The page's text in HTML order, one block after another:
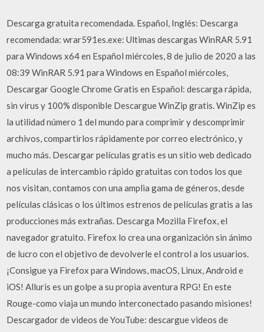
Descarga gratuita recomendada. Español, Inglés: Descarga
recomendada: wrar591es.exe: Ultimas descargas WinRAR 5.91
para Windows x64 en Español miércoles, 8 de julio de 2020 a las
08:39 WinRAR 5.91 para Windows en Español miércoles,
Descargar Google Chrome Gratis en Español: descarga rápida,
sin virus y 100% disponible Descargue WinZip gratis. WinZip es
la utilidad número 1 del mundo para comprimir y descomprimir
archivos, compartirlos rápidamente por correo electrónico, y
mucho más. Descargar películas gratis es un sitio web dedicado
a películas de intercambio rápido gratuitas con todos los que
nos visitan, contamos con una amplia gama de géneros, desde
películas clásicas o los últimos estrenos de películas gratis a las
producciones más extrañas. Descarga Mozilla Firefox, el
navegador gratuito. Firefox lo crea una organización sin ánimo
de lucro con el objetivo de devolverle el control a los usuarios.
¡Consigue ya Firefox para Windows, macOS, Linux, Android e
iOS! Alluris es un golpe a su propia aventura RPG! En este
Rouge-como viaja un mundo interconectado pasando misiones!
Descargador de videos de YouTube: descargue videos de